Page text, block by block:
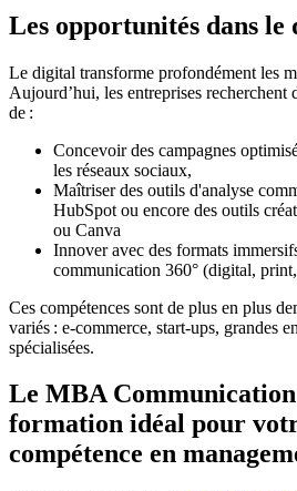
Les opportunités dans le
Le digital transforme profondément les
Aujourd’hui, les entreprises recherchent
de :
Concevoir des campagnes
les réseaux sociaux,
Maîtriser des outils d'analyse
HubSpot ou encore des outils
ou Canva
Innover avec des formats
communication 360° (digital,
Ces compétences sont de plus en plus
variés : e-commerce, start-ups, grandes
spécialisées.
Le MBA
formation idéal pour
compétence en